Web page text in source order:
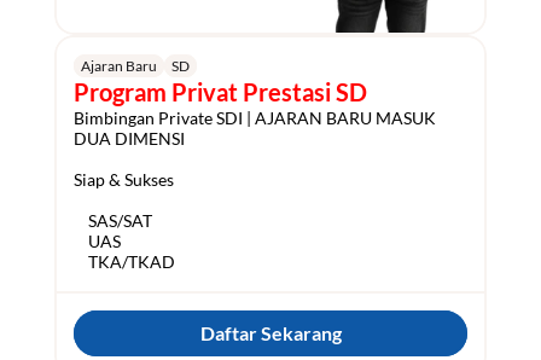
Ajaran Baru SD
Program Privat Prestasi SD
Bimbingan Private SDI | AJARAN BARU MASUK
DUA DIMENSI
Siap & Sukses
Daftar Sekarang